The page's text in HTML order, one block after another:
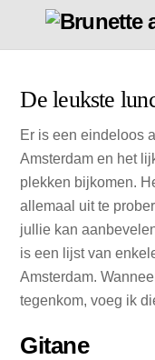
De leukste
Er is een eindeloos
Amsterdam en het
plekken bijkomen.
allemaal uit te
jullie kan
is een lijst van
Amsterdam.
tegenkom, voeg ik
Gitane